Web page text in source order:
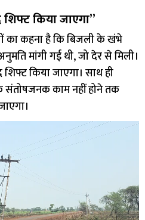
किया जाएगा”
का कहना है कि बिजली के खंभे
मांगी गई थी, जो देर से मिली।
किया जाएगा। साथ ही
संतोषजनक काम नहीं होने तक